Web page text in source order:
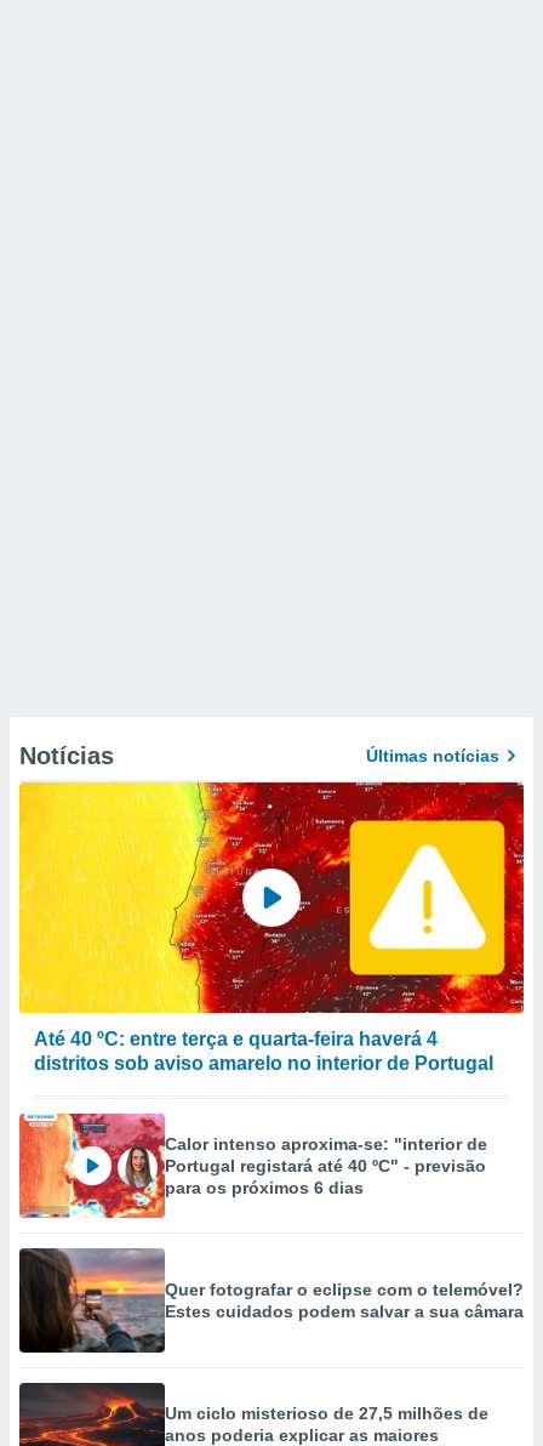
Notícias Últimas notícias
Até 40 ºC: entre terça e quarta-feira haverá 4
distritos sob aviso amarelo no interior de Portugal
Calor intenso aproxima-se: "interior de
Portugal registará até 40 ºC" - previsão
para os próximos 6 dias
Quer fotografar o eclipse com o telemóvel?
Estes cuidados podem salvar a sua câmara
Um ciclo misterioso de 27,5 milhões de
anos poderia explicar as maiores